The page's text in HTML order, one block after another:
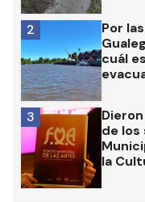
Por
cuál
2
de los
la
3